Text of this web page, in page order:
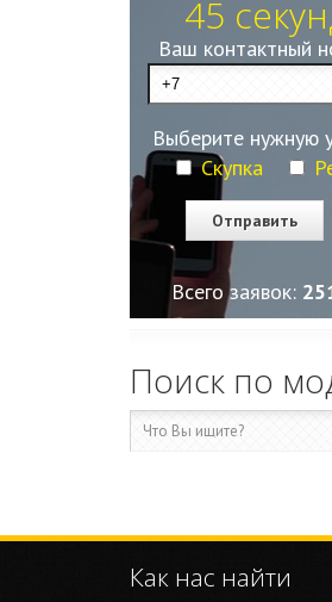
45
Ваш контактный
Выберите нужную
Скупка
Всего заявок:
Поиск по
Как нас найти